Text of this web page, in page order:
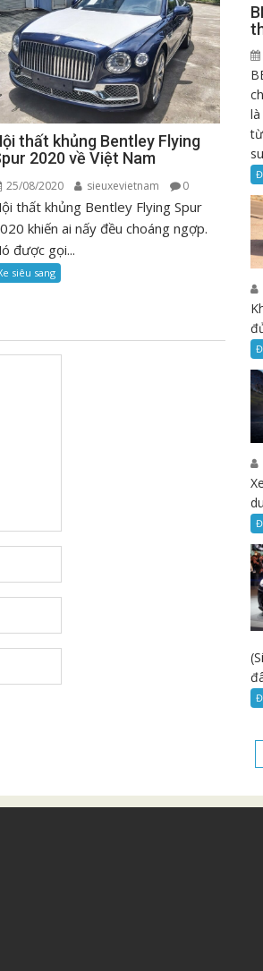
thất khủng Bentley Flying
2020 về Việt Nam
25/08/2020 sieuxevietnam 0
thất khủng Bentley Flying Spur
khiến ai nấy đều choáng ngợp.
được gọi...
siêu sang